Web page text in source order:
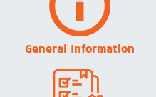
General Information
Image